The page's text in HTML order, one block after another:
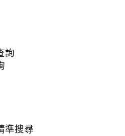
詢
準搜尋